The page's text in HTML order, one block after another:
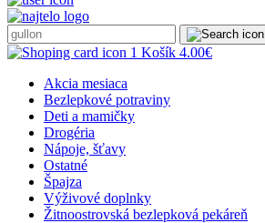
1 Košík 4.00€
Akcia mesiaca
Bezlepkové potraviny
Deti a mamičky
Drogéria
Nápoje, šťavy
Ostatné
Špajza
Výživové doplnky
Žitnoostrovská bezlepková pekáreň